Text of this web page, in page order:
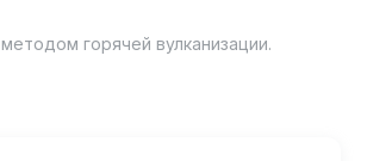
горячей вулканизации.